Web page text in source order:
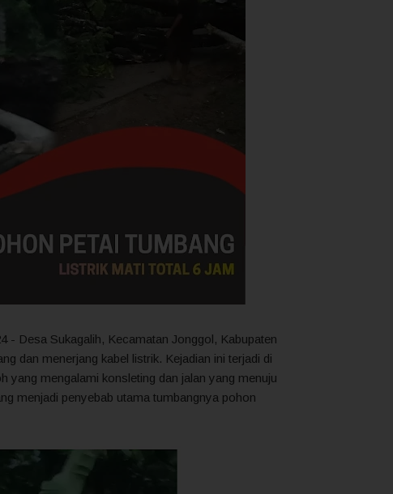
- Desa Sukagalih, Kecamatan Jonggol, Kabupaten
dan menerjang kabel listrik. Kejadian ini terjadi di
yang mengalami konsleting dan jalan yang menuju
menjadi penyebab utama tumbangnya pohon